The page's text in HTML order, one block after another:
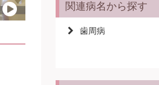
関連病名から探す
歯周病